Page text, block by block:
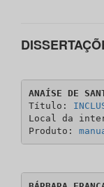
ANAÍSE DE
Título:
Local da
Produto: